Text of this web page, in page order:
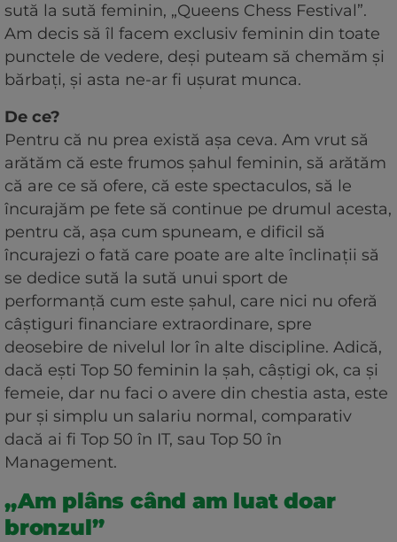
sută la sută feminin, „Queens Chess Festival”.
Am decis să îl facem exclusiv feminin din toate
punctele de vedere, deși puteam să chemăm și
bărbați, și asta ne-ar fi ușurat munca.
De ce?
Pentru că nu prea există așa ceva. Am vrut să
arătăm că este frumos șahul feminin, să arătăm
că are ce să ofere, că este spectaculos, să le
încurajăm pe fete să continue pe drumul acesta,
pentru că, așa cum spuneam, e dificil să
încurajezi o fată care poate are alte înclinații să
se dedice sută la sută unui sport de
performanță cum este șahul, care nici nu oferă
câștiguri financiare extraordinare, spre
deosebire de nivelul lor în alte discipline. Adică,
dacă ești Top 50 feminin la șah, câștigi ok, ca și
femeie, dar nu faci o avere din chestia asta, este
pur și simplu un salariu normal, comparativ
dacă ai fi Top 50 în IT, sau Top 50 în
Management.
„Am plâns când am luat doar
bronzul”